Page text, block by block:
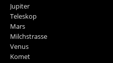
Jupiter
Teleskop
Mars
Milchstrasse
Venus
Komet